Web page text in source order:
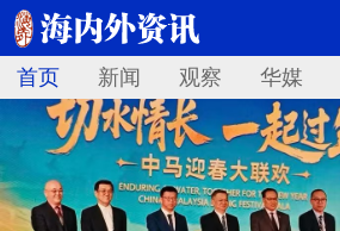
首页 新闻 观察 华媒